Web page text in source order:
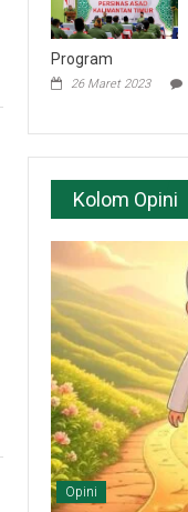
Program
26 Maret 2023
Kolom Opini
Opini